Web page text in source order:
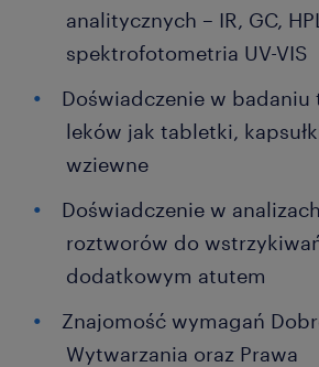
analitycznych – IR, GC,
spektrofotometria UV-VIS
Doświadczenie w badaniu
leków jak tabletki,
wziewne
Doświadczenie w
roztworów do
dodatkowym atutem
Znajomość wymagań
Wytwarzania oraz Prawa